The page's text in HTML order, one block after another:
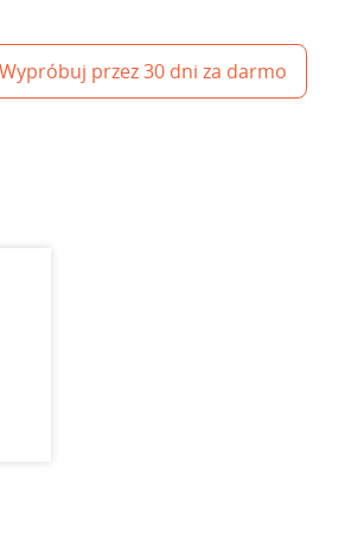
Wypróbuj przez 30 dni za darmo